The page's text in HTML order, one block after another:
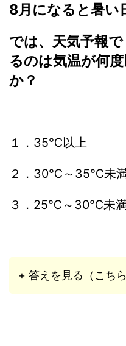
8月になると暑い
では、天気予報
るのは気温が何
か？
１．35℃以上
２．30℃～35℃未
３．25℃～30℃未
+ 答えを見る（こち